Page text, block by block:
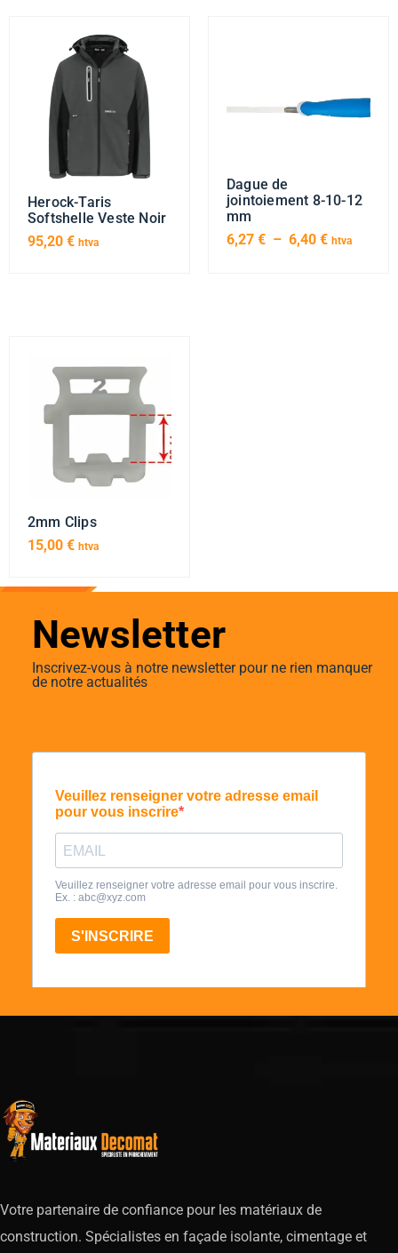
Herock-Taris
Softshelle Veste Noir
95,20 € htva
Dague de
jointoiement 8-10-12
mm
6,27 € – 6,40 € htva
2mm Clips
15,00 € htva
Newsletter
Inscrivez-vous à notre newsletter pour ne rien manquer
de notre actualités
Votre partenaire de confiance pour les matériaux de
construction. Spécialistes en façade isolante, cimentage et